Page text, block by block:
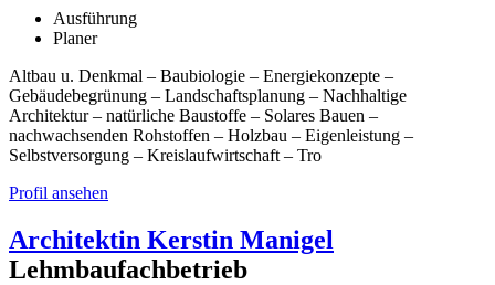
Ausführung
Planer
Altbau u. Denkmal – Baubiologie – Energiekonzepte –
Gebäudebegrünung – Landschaftsplanung – Nachhaltige
Architektur – natürliche Baustoffe – Solares Bauen –
nachwachsenden Rohstoffen – Holzbau – Eigenleistung –
Selbstversorgung – Kreislaufwirtschaft – Tro
Profil ansehen
Architektin Kerstin Manigel
Lehmbaufachbetrieb